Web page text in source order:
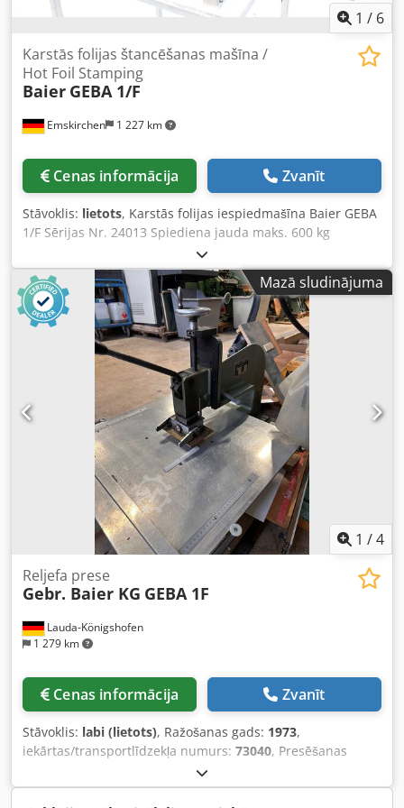
1 / 6
Emskirchen 1 227 km
Karstās folijas štancēšanas mašīna /
Hot Foil Stamping
Baier GEBA 1/F
Cenas informācija Zvanīt
Stāvoklis: lietots, Karstās folijas iespiedmašīna Baier GEBA
1/F Sērijas Nr. 24013 Spiediena jauda maks. 600 kg
Iespiešanas laukums maks. 100 x 130 mm Chodsv Al
Ugspfx Aicea Ļoti labā stāvoklī Tiešsaistes video apskate
caur WhatsApp – MS Zoom – Telegram Atrodas noliktavā
Emskirchen/Nirnberga – Pieejams nekavējoties – Iespējams
pārbaudīt
Mazā sludinājuma
1 /4
Lauda-Königshofen
1 279 km
Reljefa prese
Gebr. Baier KG GEBA 1F
Cenas informācija Zvanīt
Stāvoklis: labi (lietots), Ražošanas gads: 1973,
iekārtas/transportlīdzekļa numurs: 73040, Presēšanas
prese Baier GEBA 1/F, uzstādīšanas augstums 90 mm,
presēšanas spēks 800 kg, darba laukums 10 cm x 14 cm,